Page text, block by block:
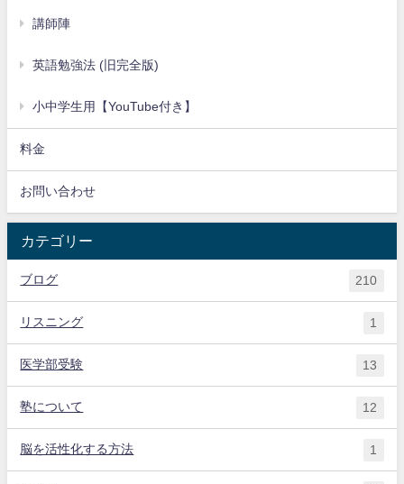
講師陣
英語勉強法 (旧完全版)
小中学生用【YouTube付き】
料金
お問い合わせ
カテゴリー
ブログ 210
リスニング 1
医学部受験 13
塾について 12
脳を活性化する方法 1